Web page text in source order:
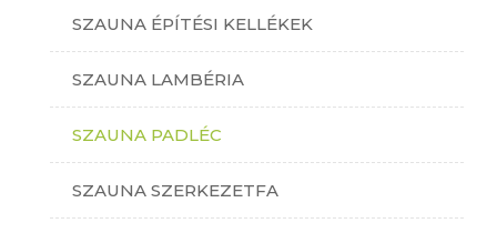
SZAUNA ÉPÍTÉSI KELLÉKEK
SZAUNA LAMBÉRIA
SZAUNA PADLÉC
SZAUNA SZERKEZETFA